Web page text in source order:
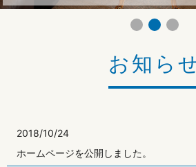
お知ら
2018/10/24
ホームページを公開しました。